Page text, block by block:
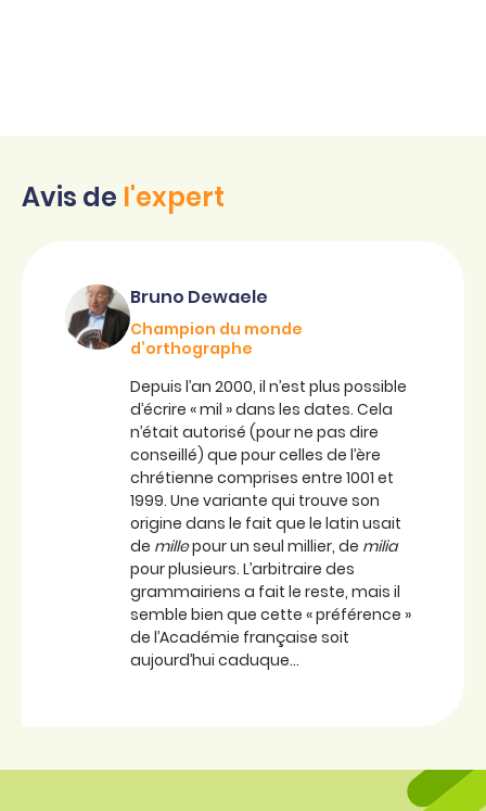
Avis de l'expert
Bruno Dewaele
Champion du monde
d’orthographe
Depuis l’an 2000, il n’est plus possible
d’écrire « mil » dans les dates. Cela
n’était autorisé (pour ne pas dire
conseillé) que pour celles de l’ère
chrétienne comprises entre 1001 et
1999. Une variante qui trouve son
origine dans le fait que le latin usait
de millepour un seul millier, de milia
pour plusieurs. L’arbitraire des
grammairiens a fait le reste, mais il
semble bien que cette « préférence »
de l’Académie française soit
aujourd’hui caduque…